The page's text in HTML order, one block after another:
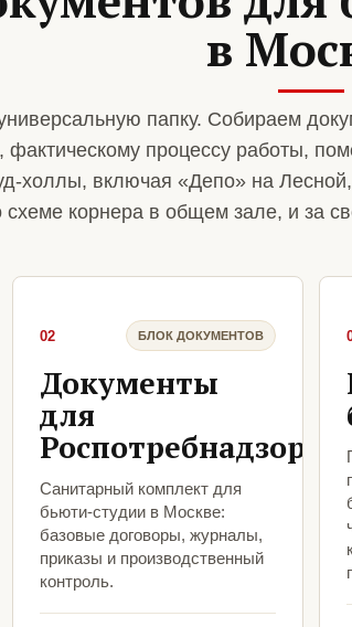
в
папку. Собираем
фактическому процессу работы,
холлы, включая «Депо» на
корнера в общем зале, и за
02 БЛОК ДОКУМЕНТОВ
Документы
для
Роспотребнадзора
Санитарный комплект для
бьюти-студии в Москве:
базовые договоры, журналы,
приказы и производственный
контроль.